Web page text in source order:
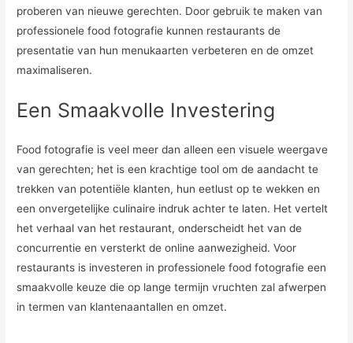
proberen van nieuwe gerechten. Door gebruik te maken van
professionele food fotografie kunnen restaurants de
presentatie van hun menukaarten verbeteren en de omzet
maximaliseren.
Een Smaakvolle Investering
Food fotografie is veel meer dan alleen een visuele weergave
van gerechten; het is een krachtige tool om de aandacht te
trekken van potentiële klanten, hun eetlust op te wekken en
een onvergetelijke culinaire indruk achter te laten. Het vertelt
het verhaal van het restaurant, onderscheidt het van de
concurrentie en versterkt de online aanwezigheid. Voor
restaurants is investeren in professionele food fotografie een
smaakvolle keuze die op lange termijn vruchten zal afwerpen
in termen van klantenaantallen en omzet.